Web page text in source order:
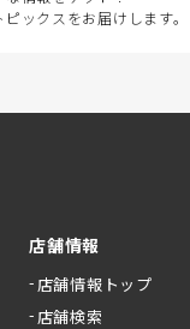
ックスをお届けします。
店舗情報
店舗情報トップ
店舗検索